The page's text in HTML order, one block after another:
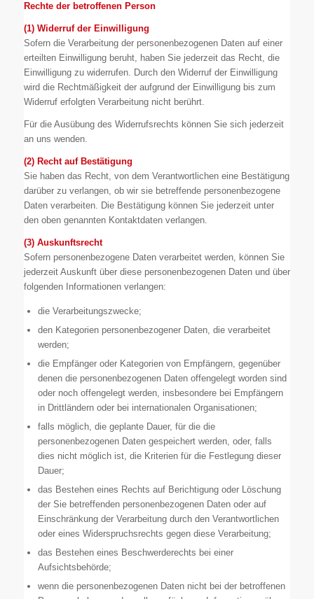
Rechte der betroffenen Person
(1) Widerruf der Einwilligung
Sofern die Verarbeitung der personenbezogenen Daten auf einer
erteilten Einwilligung beruht, haben Sie jederzeit das Recht, die
Einwilligung zu widerrufen. Durch den Widerruf der Einwilligung
wird die Rechtmäßigkeit der aufgrund der Einwilligung bis zum
Widerruf erfolgten Verarbeitung nicht berührt.
Für die Ausübung des Widerrufsrechts können Sie sich jederzeit
an uns wenden.
(2) Recht auf Bestätigung
Sie haben das Recht, von dem Verantwortlichen eine Bestätigung
darüber zu verlangen, ob wir sie betreffende personenbezogene
Daten verarbeiten. Die Bestätigung können Sie jederzeit unter
den oben genannten Kontaktdaten verlangen.
(3) Auskunftsrecht
Sofern personenbezogene Daten verarbeitet werden, können Sie
jederzeit Auskunft über diese personenbezogenen Daten und über
folgenden Informationen verlangen:
die Verarbeitungszwecke;
den Kategorien personenbezogener Daten, die verarbeitet
werden;
die Empfänger oder Kategorien von Empfängern, gegenüber
denen die personenbezogenen Daten offengelegt worden sind
oder noch offengelegt werden, insbesondere bei Empfängern
in Drittländern oder bei internationalen Organisationen;
falls möglich, die geplante Dauer, für die die
personenbezogenen Daten gespeichert werden, oder, falls
dies nicht möglich ist, die Kriterien für die Festlegung dieser
Dauer;
das Bestehen eines Rechts auf Berichtigung oder Löschung
der Sie betreffenden personenbezogenen Daten oder auf
Einschränkung der Verarbeitung durch den Verantwortlichen
oder eines Widerspruchsrechts gegen diese Verarbeitung;
das Bestehen eines Beschwerderechts bei einer
Aufsichtsbehörde;
wenn die personenbezogenen Daten nicht bei der betroffenen